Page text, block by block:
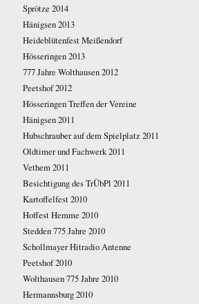
Sprötze 2014
Hänigsen 2013
Heideblütenfest Meißendorf
Hösseringen 2013
777 Jahre Wolthausen 2012
Peetshof 2012
Hösseringen Treffen der Vereine
Hänigsen 2011
Hubschrauber auf dem Spielplatz 2011
Oldtimer und Fachwerk 2011
Vethem 2011
Besichtigung des TrÜbPl 2011
Kartoffelfest 2010
Hoffest Hemme 2010
Stedden 775 Jahre 2010
Schollmayer Hitradio Antenne
Peetshof 2010
Wolthausen 775 Jahre 2010
Hermannsburg 2010